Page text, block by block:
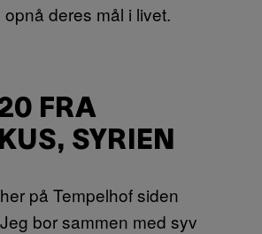
deres mål i livet.
FRA
SYRIEN
på Tempelhof siden
bor sammen med syv